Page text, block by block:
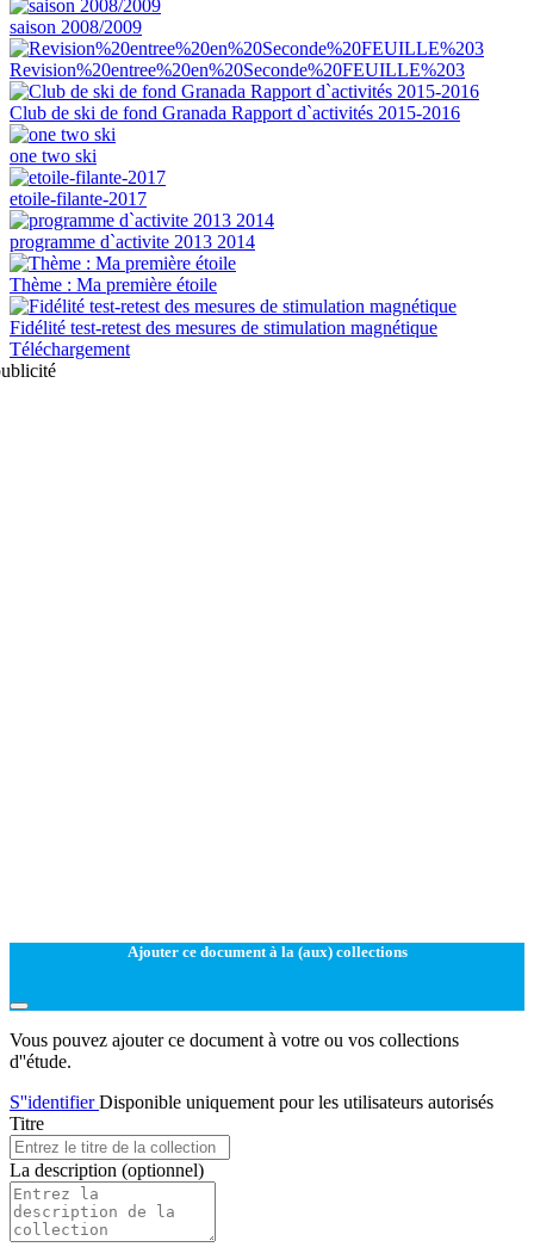
saison 2008/2009
Revision%20entree%20en%20Seconde%20FEUILLE%203
Club de ski de fond Granada Rapport d`activités 2015-2016
one two ski
etoile-filante-2017
programme d`activite 2013 2014
Thème : Ma première étoile
Fidélité test-retest des mesures de stimulation magnétique
Téléchargement
Ajouter ce document à la (aux) collections
Vous pouvez ajouter ce document à votre ou vos collections
d''étude.
S''identifierDisponible uniquement pour les utilisateurs autorisés
Titre
La description (optionnel)